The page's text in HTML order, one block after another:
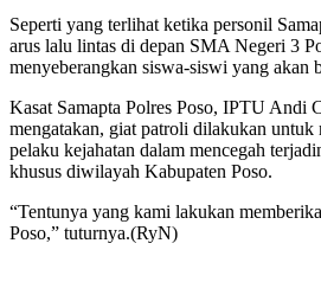
Seperti yang terlihat ketika personil
arus lalu lintas di depan SMA Negeri 3
menyeberangkan siswa-siswi yang akan
Kasat Samapta Polres Poso, IPTU Andi
mengatakan, giat patroli dilakukan untuk
pelaku kejahatan dalam mencegah
khusus diwilayah Kabupaten Poso.
“Tentunya yang kami lakukan
Poso,” tuturnya.(RyN)